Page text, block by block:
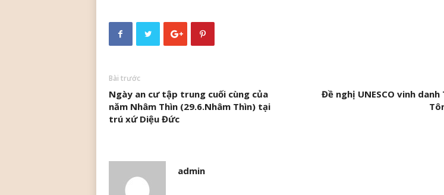
Bài trước
Ngày an cư tập trung cuối cùng của
năm Nhâm Thìn (29.6.Nhâm Thìn) tại
trú xứ Diệu Đức
Đề nghị UNESCO vinh danh
admin